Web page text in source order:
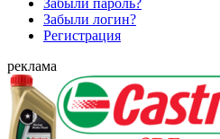
Забыли пароль?
Забыли логин?
Регистрация
реклама